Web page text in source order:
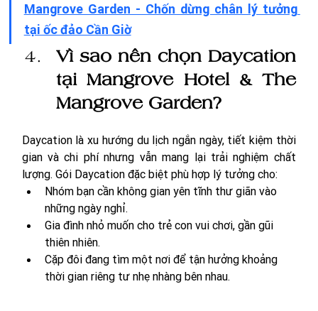
Mangrove Garden - Chốn dừng chân lý tưởng
tại ốc đảo Cần Giờ
Vì sao nên chọn Daycation
tại Mangrove Hotel & The
Mangrove Garden?
Daycation là xu hướng du lịch ngắn ngày, tiết kiệm thời
gian và chi phí nhưng vẫn mang lại trải nghiệm chất
lượng. Gói Daycation đặc biệt phù hợp lý tưởng cho:
Nhóm bạn cần không gian yên tĩnh thư giãn vào
những ngày nghỉ.
Gia đình nhỏ muốn cho trẻ con vui chơi, gần gũi
thiên nhiên.
Cặp đôi đang tìm một nơi để tận hưởng khoảng
thời gian riêng tư nhẹ nhàng bên nhau.